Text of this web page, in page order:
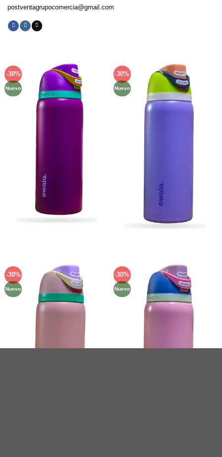
postventagrupocomercia@gmail.com
-30%
Nuevo
deseos
-30%
Nuevo
lista de
deseos
-30%
Nuevo
lista de
deseos
-30%
Nuevo
lista de
deseos